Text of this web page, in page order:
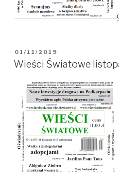
OPUBLIKOWANE
W
01/11/2019
Wieści Światowe